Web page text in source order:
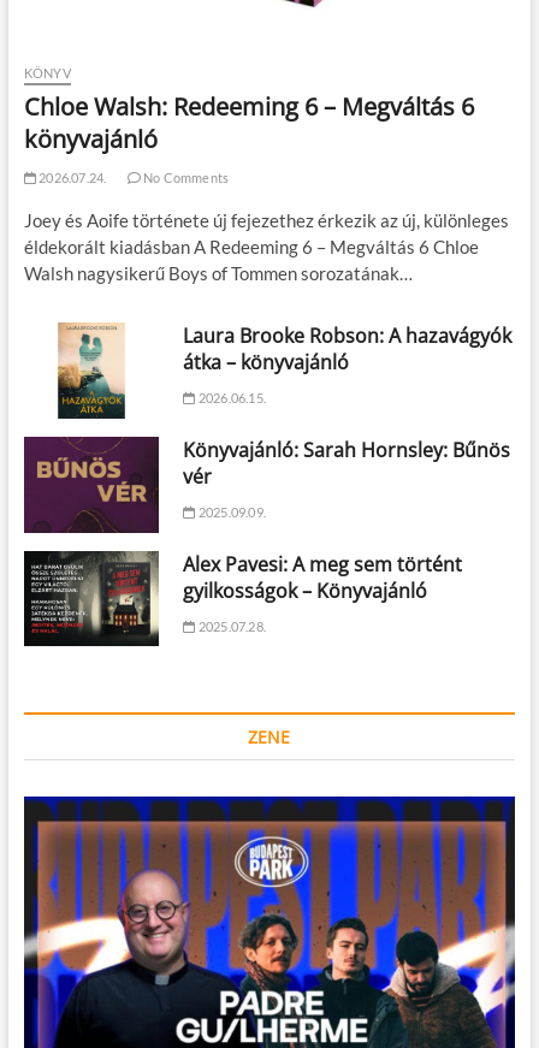
KÖNYV
Chloe Walsh: Redeeming 6 – Megváltás 6
könyvajánló
2026.07.24. No Comments
Joey és Aoife története új fejezethez érkezik az új, különleges
éldekorált kiadásban A Redeeming 6 – Megváltás 6 Chloe
Walsh nagysikerű Boys of Tommen sorozatának…
Laura Brooke Robson: A hazavágyók
átka – könyvajánló
2026.06.15.
Könyvajánló: Sarah Hornsley: Bűnös
vér
2025.09.09.
Alex Pavesi: A meg sem történt
gyilkosságok – Könyvajánló
2025.07.28.
ZENE